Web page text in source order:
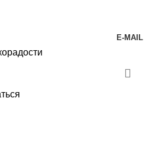
E-MAIL